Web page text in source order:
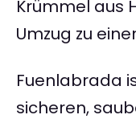
Krümmel aus
Umzug zu
Fuenlabrada
sicheren,